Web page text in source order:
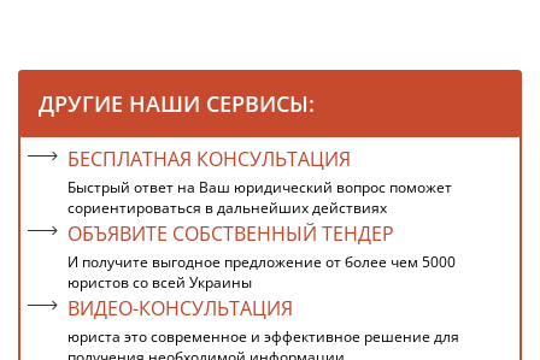
ДРУГИЕ НАШИ СЕРВИСЫ:
БЕСПЛАТНАЯ КОНСУЛЬТАЦИЯ
Быстрый ответ на Ваш юридический вопрос поможет
сориентироваться в дальнейших действиях
ОБЪЯВИТЕ СОБСТВЕННЫЙ ТЕНДЕР
И получите выгодное предложение от более чем 5000
юристов со всей Украины
ВИДЕО-КОНСУЛЬТАЦИЯ
юриста это современное и эффективное решение для